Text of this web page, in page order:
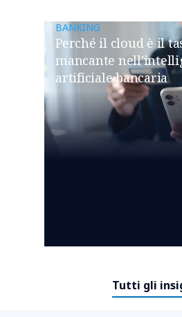
BANKING
Perché il cloud è il
mancante
artificiale bancaria
Tutti gli